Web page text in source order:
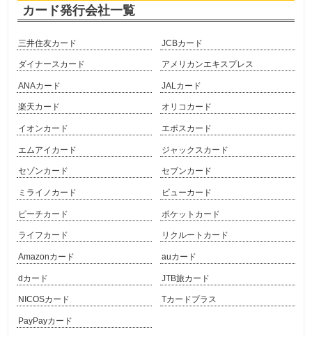
カード発行会社一覧
三井住友カード JCBカード
ダイナースカード アメリカンエキスプレス
ANAカード JALカード
楽天カード オリコカード
イオンカード エポスカード
エムアイカード ジャックスカード
セゾンカード セブンカード
ミライノカード ビューカード
ピーチカード ポケットカード
ライフカード リクルートカード
Amazonカード auカード
dカード JTB旅カード
NICOSカード Tカードプラス
PayPayカード